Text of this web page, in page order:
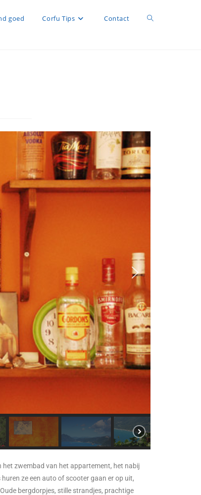
goed Corfu Tips Contact
het zwembad van het appartement, het nabij
ze een auto of scooter gaan er op uit,
bergdorpjes, stille strandjes, prachtige